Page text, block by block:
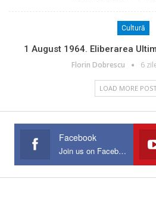
Cultură
1 August 1964. Eliberarea
Florin Dobrescu 6
LOAD MORE
Facebook
Join us on Facebook